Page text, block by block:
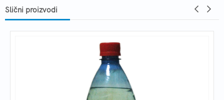
Slični proizvodi